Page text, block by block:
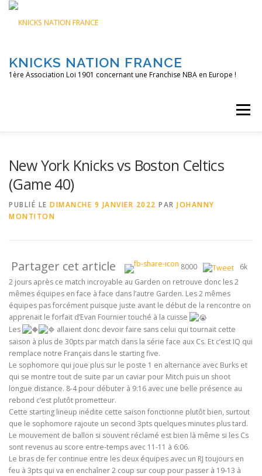
Aller
contenu
KNICKS NATION FRANCE
1ère Association Loi 1901 concernant une Franchise NBA en Europe !
Menu
New York Knicks vs Boston Celtics
(Game 40)
PUBLIÉ LE DIMANCHE 9 JANVIER 2022 PAR JOHANNY
MONTITON
Partager cet article 8000
6k
2 jours après ce match incroyable au Garden on retrouve donc les 2
mêmes équipes en face à face dans l’autre Garden. Les 2 mêmes
équipes pas forcément puisque juste avant le début de la rencontre on
apprenait le forfait d’Evan Fournier touché à la cuisse
Les
allaient donc devoir faire sans celui qui tournait cette
saison à plus de 30pts par match dans la série face aux Cs. Et c’est IQ qui
remplace notre Français dans le starting five.
Le sophomore qui joue plus sur le poste 1 en alternance avec Burks et
qui se montre tout de suite par un caviar pour Mitch puis un shoot
longue distance. 8-4 pour débuter à 9:16 avec une belle présence au
rebond c’est plutôt prometteur.
Cette starting lineup inédite cette saison fonctionne plutôt bien, surtout
que le sophomore rajoute un second 3pts quelques minutes plus tard.
Le mouvement de ballon si souvent réclamé est bien là même si les Cs
sont revenus au score entre-temps avec 11-11 à 6:06.
Le bras de fer continue entre les deux équipes avec un RJ toujours en
feu à 3pts qui va en enchaîner 2 coup sur coup pour passer à 19-13 à